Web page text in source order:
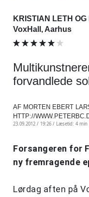
KRISTIAN LETH
VoxHall, Aarhus
forvandlede
AF MORTEN EBERT
HTTP://
23.09.2012 / 19:26 / Læsetid: 4 min
Forsangeren for
ny fremragende
Lørdag aften på